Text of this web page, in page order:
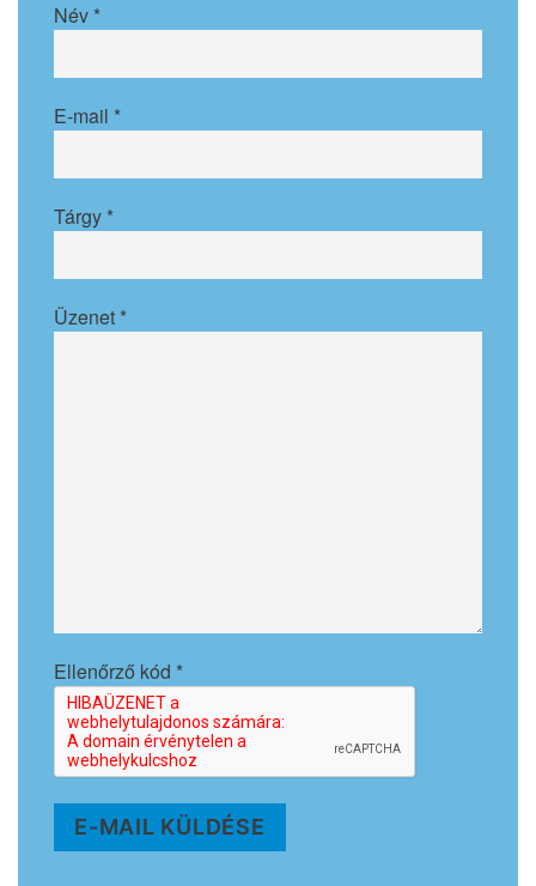
Név *
E-mail *
Tárgy *
Üzenet *
Ellenőrző kód *
E-MAIL KÜLDÉSE